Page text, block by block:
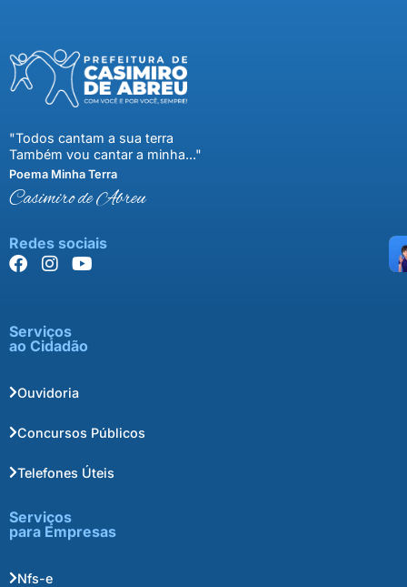
"Todos cantam a sua terra
Também vou cantar a minha..."
Poema Minha Terra
Casimiro de Abreu
Redes sociais
Serviços
ao Cidadão
Ouvidoria
Concursos Públicos
Telefones Úteis
Serviços
para Empresas
Nfs-e